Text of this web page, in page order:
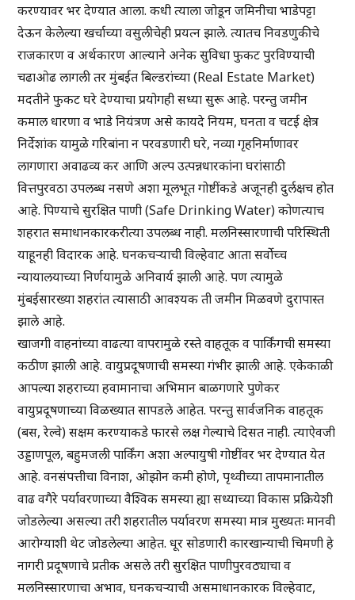
करण्यावर भर देण्यात आला. कधी त्याला जोडून जमिनीचा भाडेपट्टा
देऊन केलेल्या खर्चाच्या वसुलीचेही प्रयत्न झाले. त्यातच निवडणुकीचे
राजकारण व अर्थकारण आल्याने अनेक सुविधा फुकट पुरविण्याची
चढाओढ लागली तर मुंबईत बिल्डरांच्या (Real Estate Market)
मदतीने फुकट घरे देण्याचा प्रयोगही सध्या सुरू आहे. परन्तु जमीन
कमाल धारणा व भाडे नियंत्रण असे कायदे नियम, घनता व चटई क्षेत्र
निर्देशांक यामुळे गरिबांना न परवडणारी घरे, नव्या गृहनिर्माणावर
लागणारा अवाढव्य कर आणि अल्प उत्पन्नधारकांना घरांसाठी
वित्तपुरवठा उपलब्ध नसणे अशा मूलभूत गोष्टींकडे अजूनही दुर्लक्षच होत
आहे. पिण्याचे सुरक्षित पाणी (Safe Drinking Water) कोणत्याच
शहरात समाधानकारकरीत्या उपलब्ध नाही. मलनिस्सारणाची परिस्थिती
याहूनही विदारक आहे. घनकचऱ्याची विल्हेवाट आता सर्वोच्च
न्यायालयाच्या निर्णयामुळे अनिवार्य झाली आहे. पण त्यामुळे
मुंबईसारख्या शहरांत त्यासाठी आवश्यक ती जमीन मिळवणे दुरापास्त
झाले आहे.
खाजगी वाहनांच्या वाढत्या वापरामुळे रस्ते वाहतूक व पार्किंगची समस्या
कठीण झाली आहे. वायुप्रदूषणाची समस्या गंभीर झाली आहे. एकेकाळी
आपल्या शहराच्या हवामानाचा अभिमान बाळगणारे पुणेकर
वायुप्रदूषणाच्या विळख्यात सापडले आहेत. परन्तु सार्वजनिक वाहतूक
(बस, रेल्वे) सक्षम करण्याकडे फारसे लक्ष गेल्याचे दिसत नाही. त्याऐवजी
उड्डाणपूल, बहुमजली पार्किंग अशा अल्पायुषी गोष्टींवर भर देण्यात येत
आहे. वनसंपत्तीचा विनाश, ओझोन कमी होणे, पृथ्वीच्या तापमानातील
वाढ वगैरे पर्यावरणाच्या वैश्विक समस्या ह्या सध्याच्या विकास प्रक्रियेशी
जोडलेल्या असल्या तरी शहरातील पर्यावरण समस्या मात्र मुख्यतः मानवी
आरोग्याशी थेट जोडलेल्या आहेत. धूर सोडणारी कारखान्याची चिमणी हे
नागरी प्रदूषणाचे प्रतीक असले तरी सुरक्षित पाणीपुरवठ्याचा व
मलनिस्सारणाचा अभाव, घनकचऱ्याची असमाधानकारक विल्हेवाट,